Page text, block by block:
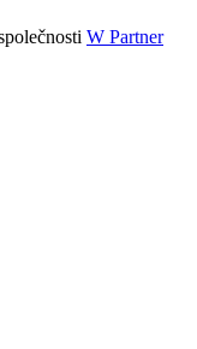
W Partner